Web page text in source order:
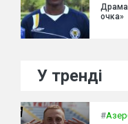
очка»
У тренді
#